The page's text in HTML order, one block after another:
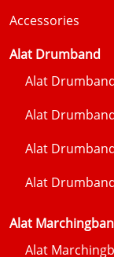
Accessories
Alat Drumband
Alat
Alat
Alat
Alat
Alat
Alat